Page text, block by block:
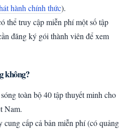
hành chính thức).
thể truy cập miễn phí một số tập
đăng ký gói thành viên để xem
không?
toàn bộ 40 tập thuyết minh cho
Nam.
cung cấp cả bản miễn phí (có quảng